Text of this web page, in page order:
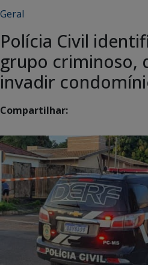
Geral
Polícia Civil
grupo criminoso,
invadir
Compartilhar: